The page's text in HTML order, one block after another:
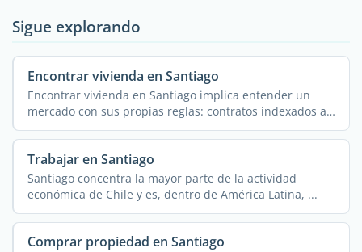
Sigue explorando
Encontrar vivienda en Santiago
Encontrar vivienda en Santiago implica entender un
mercado con sus propias reglas: contratos indexados a
la ...
Trabajar en Santiago
Santiago concentra la mayor parte de la actividad
económica de Chile y es, dentro de América Latina, ...
Comprar propiedad en Santiago